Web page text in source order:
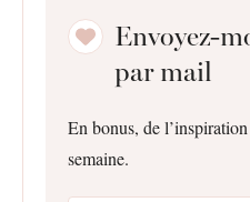
Envoyez-
par mail
En bonus, de
semaine.